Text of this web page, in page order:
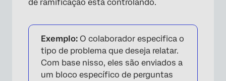
de ramificação está controlando.
Exemplo: O colaborador especifica o
tipo de problema que deseja relatar.
Com base nisso, eles são enviados a
um bloco específico de perguntas